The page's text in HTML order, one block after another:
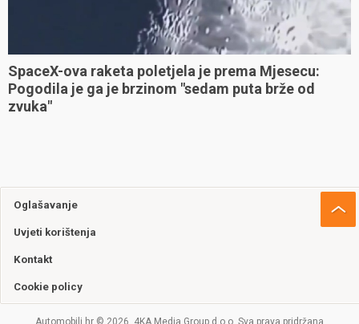
SpaceX-ova raketa poletjela je prema Mjesecu:
Pogodila je ga je brzinom "sedam puta brže od
zvuka"
Oglašavanje
Uvjeti korištenja
Kontakt
Cookie policy
Automobili.hr © 2026. 4KA Media Group d.o.o. Sva prava pridržana